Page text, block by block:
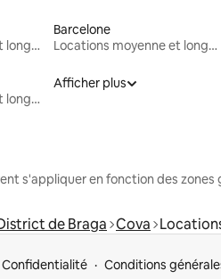
Locations moyenne et longue durée
Barcelone
Locations moyenne et longue durée
Locations moyenne et longue durée
Afficher plus
s'appliquer en fonction des
de Braga Cova
Confidentialité Conditions